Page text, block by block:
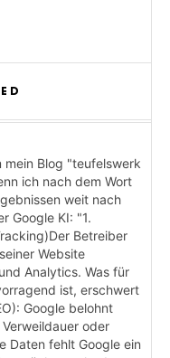
mein Blog "teufelswerk
ich nach dem Wort
weit nach
Google KI: "1.
Betreiber
Website
Analytics. Was für
ist, erschwert
Google belohnt
oder
Daten fehlt Google ein